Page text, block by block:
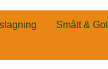
Smått &